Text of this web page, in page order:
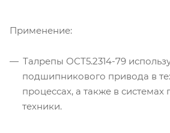
Применение:
Талрепы ОСТ5.2314-79
подшипникового привода в
процессах, а также в
техники.